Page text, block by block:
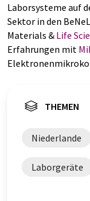
Laborsysteme auf
Sektor in den
Materials & Life
Erfahrungen mit
THEMEN
Niederlande
Laborgeräte